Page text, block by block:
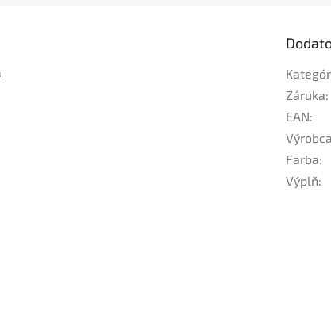
Záruka:
EAN:
Výrobca
Farba:
Výplň: